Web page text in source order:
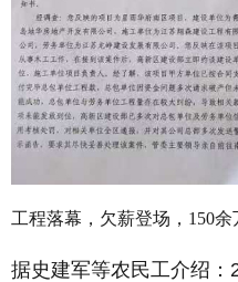
工程落幕，欠薪登场，150
据史建军等农民工介绍